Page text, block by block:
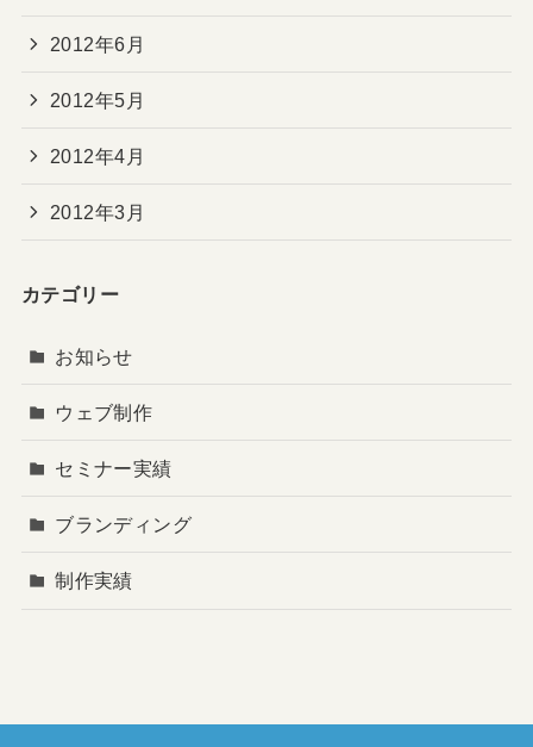
2012年6月
2012年5月
2012年4月
2012年3月
カテゴリー
お知らせ
ウェブ制作
セミナー実績
ブランディング
制作実績